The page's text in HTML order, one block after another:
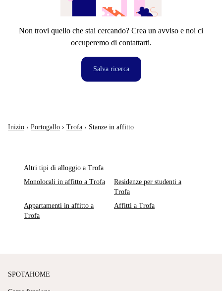
Non trovi quello che stai cercando? Crea un avviso e noi ci
occuperemo di contattarti.
Salva ricerca
Inizio › Portogallo › Trofa › Stanze in affitto
Altri tipi di alloggio a Trofa
Monolocali in affitto a Trofa
Residenze per studenti a
Trofa
Appartamenti in affitto a
Trofa
Affitti a Trofa
SPOTAHOME